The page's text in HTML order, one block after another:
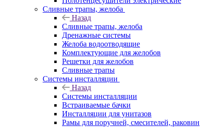
Сливные трапы, желоба
Назад
Сливные трапы, желоба
Дренажные системы
Желоба водоотводящие
Комплектующие для желобов
Решетки для желобов
Сливные трапы
Системы инсталляции
Назад
Системы инсталляции
Встраиваемые бачки
Инсталляции для унитазов
Рамы для поручней, смесителей, раковин